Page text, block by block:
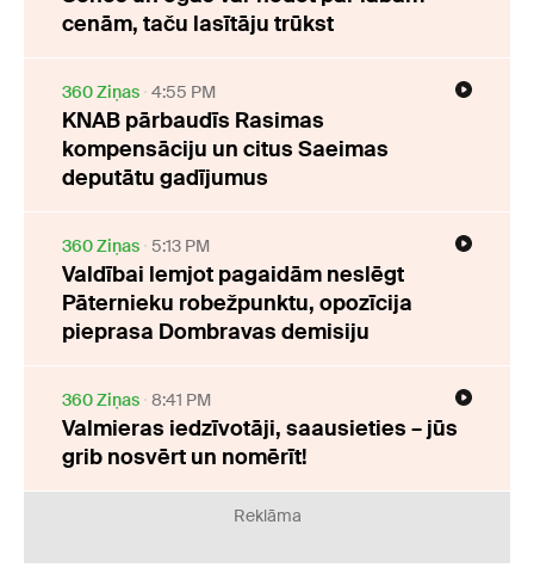
cenām, taču lasītāju trūkst
360 Ziņas 4:55 PM
KNAB pārbaudīs Rasimas
kompensāciju un citus Saeimas
deputātu gadījumus
360 Ziņas 5:13 PM
Valdībai lemjot pagaidām neslēgt
Pāternieku robežpunktu, opozīcija
pieprasa Dombravas demisiju
360 Ziņas 8:41 PM
Valmieras iedzīvotāji, saausieties – jūs
grib nosvērt un nomērīt!
Reklāma